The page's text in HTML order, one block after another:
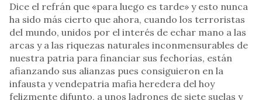
Dice el refrán que «para luego es tarde» y esto nunca
ha sido más cierto que ahora, cuando los terroristas
del mundo, unidos por el interés de echar mano a las
arcas y a las riquezas naturales inconmensurables de
nuestra patria para financiar sus fechorías, están
afianzando sus alianzas pues consiguieron en la
infausta y vendepatria mafia heredera del hoy
felizmente difunto, a unos ladrones de siete suelas y